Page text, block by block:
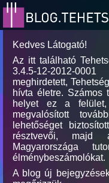
Kedves Látogató!
Az itt található
3.4.5-12-2012-
meghirdetett,
hívta életre. Számos
helyet ez a
megvalósított
lehetőséget
résztvevői, majd
Magyarországa
élménybeszámolókat.
A blog új